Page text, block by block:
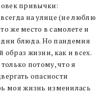
привычки:
на улице (не люблю
же место в самолете и
блюда. Но пандемия
жизни, как и всех.
потому, что я
опасности
моя жизнь изменилась